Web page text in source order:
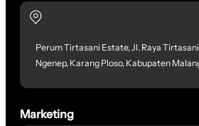
Perum Tirtasani Estate, Jl. Raya Tirtasani
Ngenep, Karang Ploso, Kabupaten
Marketing